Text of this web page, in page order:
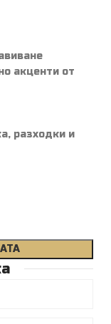
акценти от
разходки и